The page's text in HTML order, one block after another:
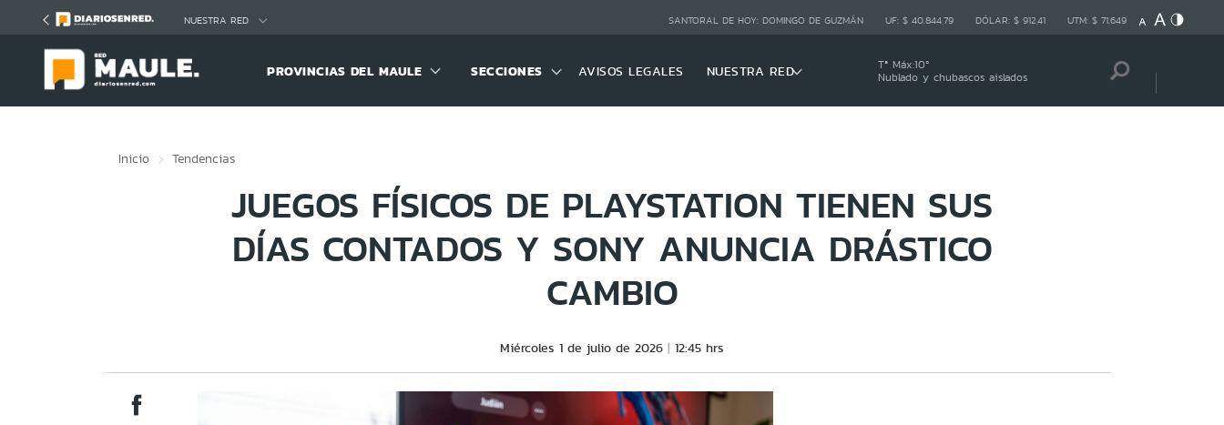
NUESTRA RED SANTORAL DE HOY: DOMINGO DE GUZMÁN UF: $ 40.844,79 DÓLAR: $ 912,41 UTM: $ 71.649
PROVINCIAS DEL MAULE SECCIONES AVISOS LEGALES NUESTRA RED Tª Máx:10º
Nublado y chubascos aislados
Inicio Tendencias
JUEGOS FÍSICOS DE PLAYSTATION TIENEN SUS
DÍAS CONTADOS Y SONY ANUNCIA DRÁSTICO
CAMBIO
Miércoles 1 de julio de 2026 12:45 hrs